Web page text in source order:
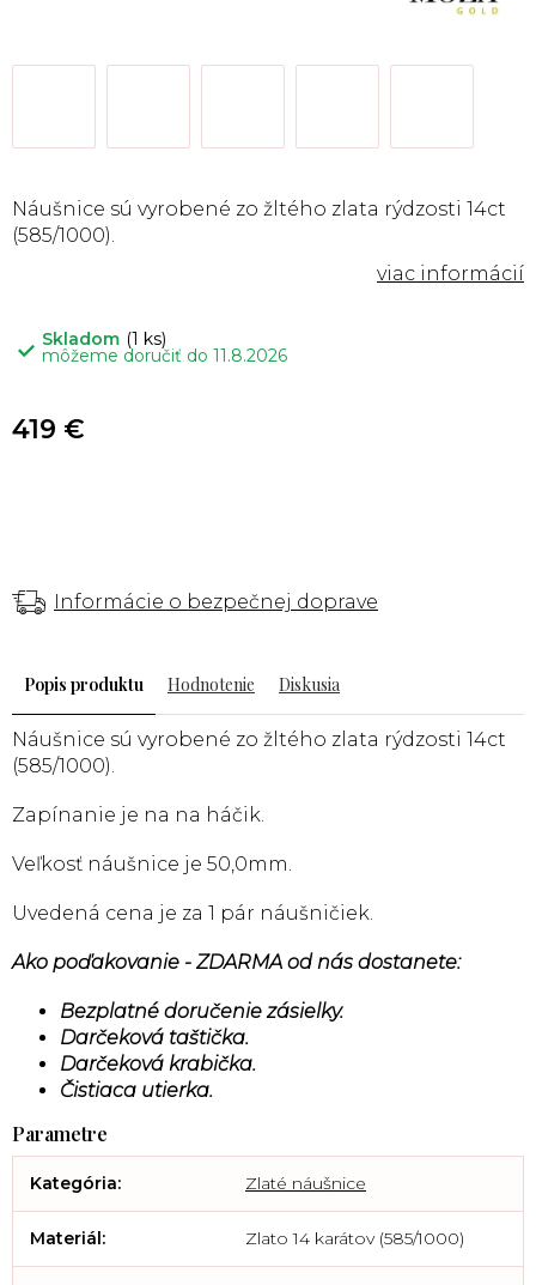
Skladom (1 ks)
môžeme doručiť do 11.8.2026
Náušnice sú vyrobené zo žltého zlata rýdzosti 14ct
(585/1000).
Informácie o bezpečnej doprave
419 €
Popis Hodnotenie Diskusia
Náušnice sú vyrobené zo žltého zlata rýdzosti 14ct
(585/1000).
Zapínanie je na na háčik.
Veľkosť náušnice je 50,0mm.
Uvedená cena je za 1 pár náušničiek.
Ako poďakovanie - ZDARMA od nás dostanete:
Bezplatné doručenie zásielky.
Darčeková taštička.
Darčeková krabička.
Čistiaca utierka.
Kategória: Zlaté náušnice
Materiál: Zlato 14 karátov (585/1000)